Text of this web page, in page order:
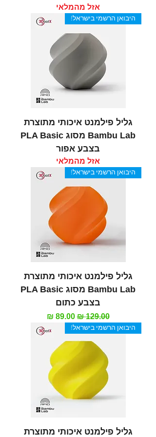
אזל מהמלאי
היבואן הרשמי בישראל!
גליל פילמנט איכותי מתוצרת
Bambu Lab מסוג PLA Basic
בצבע אפור
אזל מהמלאי
היבואן הרשמי בישראל!
גליל פילמנט איכותי מתוצרת
Bambu Lab מסוג PLA Basic
בצבע כתום
מחיר רגיל‏129.00 ‏₪ מחיר מבצע‏89.00 ‏₪
היבואן הרשמי בישראל!
גליל פילמנט איכותי מתוצרת